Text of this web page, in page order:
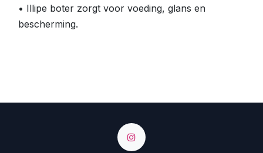
• Illipe boter zorgt voor voeding, glans en
bescherming.